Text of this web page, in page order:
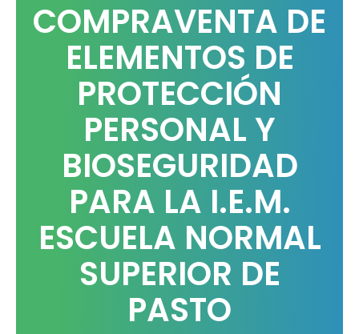
COMPRAVENTA DE
ELEMENTOS DE
PROTECCIÓN
PERSONAL Y
BIOSEGURIDAD
PARA LA I.E.M.
ESCUELA NORMAL
SUPERIOR DE
PASTO